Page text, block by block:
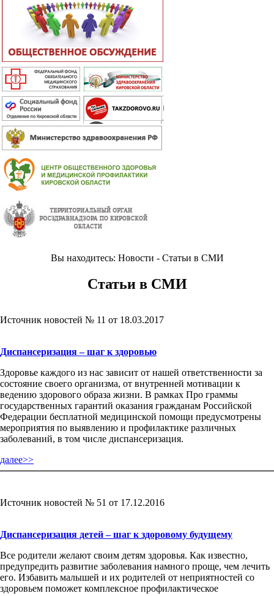
Вы находитесь: Новости - Статьи в СМИ
Статьи в СМИ
Источник новостей № 11 от 18.03.2017
Диспансеризация – шаг к здоровью
Здоровье каждого из нас зависит от нашей ответственности за
состояние своего организма, от внутренней мотивации к
ведению здорового образа жизни. В рамках Про граммы
государственных гарантий оказания гражданам Российской
Федерации бесплатной медицинской помощи предусмотрены
мероприятия по выявлению и профилактике различных
заболеваний, в том числе диспансеризация.
далее>>
Источник новостей № 51 от 17.12.2016
Диспансеризация детей – шаг к здоровому будущему
Все родители желают своим детям здоровья. Как известно,
предупредить развитие заболевания намного проще, чем лечить
его. Избавить малышей и их родителей от неприятностей со
здоровьем поможет комплексное профилактическое